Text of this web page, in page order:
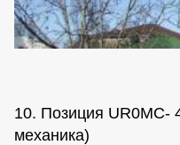
10. Позиция UR0MC-
механика)